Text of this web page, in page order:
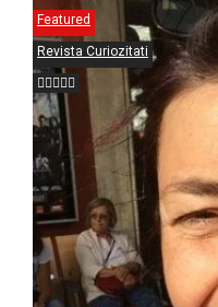
Featured
Revista Curiozitati